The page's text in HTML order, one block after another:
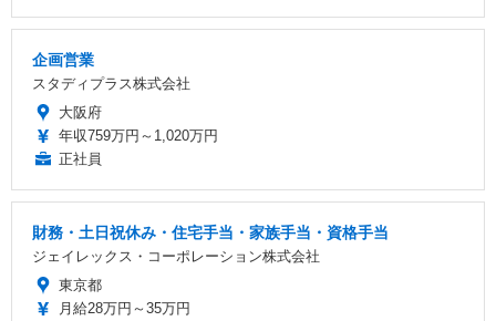
企画営業
スタディプラス株式会社
大阪府
年収759万円～1,020万円
正社員
財務・土日祝休み・住宅手当・家族手当・資格手当
ジェイレックス・コーポレーション株式会社
東京都
月給28万円～35万円